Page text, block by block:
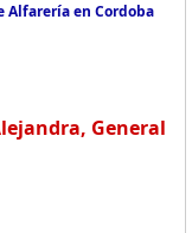
Alfarería en Cordoba
General